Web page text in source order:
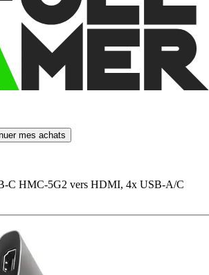
mes achats
C HMC-5G2 vers HDMI, 4x USB-A/C